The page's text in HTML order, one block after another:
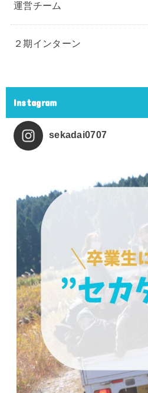
運営チーム
２期インターン
Instagram
sekadai0707